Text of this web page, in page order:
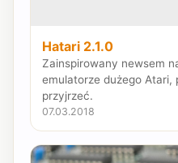
Hatari 2.1.0
Zainspirowany newsem
emulatorze dużego Atari,
przyjrzeć.
07.03.2018